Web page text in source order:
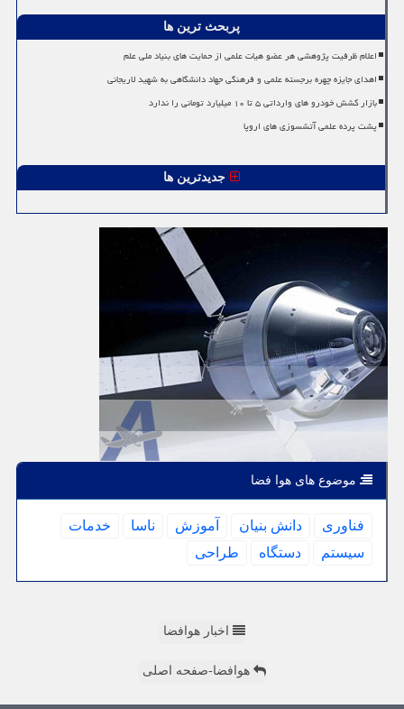
پربحث ترین ها
اعلام ظرفیت پژوهشی هر عضو هیات علمی از حمایت های بنیاد ملی علم
اهدای جایزه چهره برجسته علمی و فرهنگی جهاد دانشگاهی به شهید لاریجانی
بازار کشش خودرو های وارداتی ۵ تا ۱۰ میلیارد تومانی را ندارد
پشت پرده علمی آتشسوزی های اروپا
جدیدترین ها
موضوع های هوا فضا
فناوری دانش بنیان آموزش ناسا
خدمات
سیستم
دستگاه طراحی
اخبار هوافضا
هوافضا-صفحه اصلی